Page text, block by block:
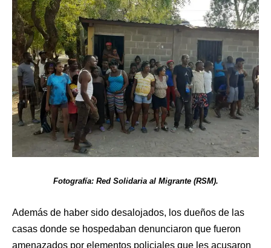
Fotografía: Red Solidaria al Migrante (RSM).
Además de haber sido desalojados, los dueños de las
casas donde se hospedaban denunciaron que fueron
amenazados por elementos policiales que les acusaron